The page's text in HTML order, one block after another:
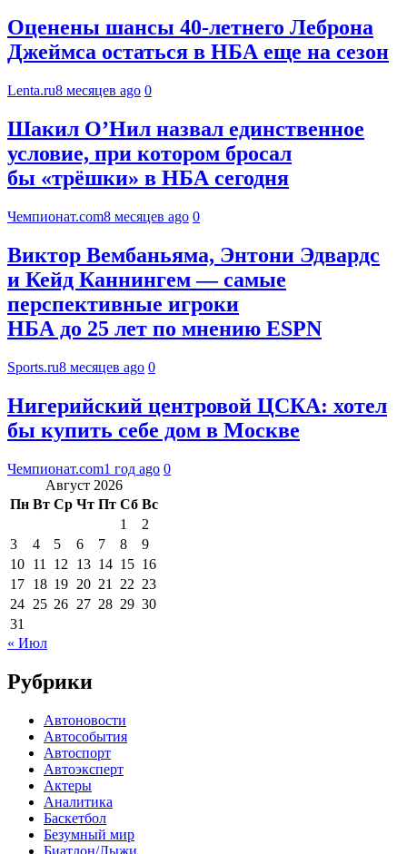
Оценены шансы 40-летнего Леброна
Джеймса остаться в НБА еще на сезон
Lenta.ru8 месяцев ago 0
Шакил О’Нил назвал единственное
условие, при котором бросал
бы «трёшки» в НБА сегодня
Чемпионат.com8 месяцев ago 0
Виктор Вембаньяма, Энтони Эдвардс
и Кейд Каннингем — самые
перспективные игроки
НБА до 25 лет по мнению ESPN
Sports.ru8 месяцев ago 0
Нигерийский центровой ЦСКА: хотел
бы купить себе дом в Москве
Чемпионат.com1 год ago 0
Август 2026
Пн Вт Ср Чт Пт Сб Вс
1
2
3
4 5 6 7 8
9
10 11 12 13 14 15 16
17 18 19 20 21 22 23
24 25 26 27 28 29 30
31
« Июл
Рубрики
Автоновости
Автособытия
Автоспорт
Автоэксперт
Актеры
Аналитика
Баскетбол
Безумный мир
Биатлон/Лыжи